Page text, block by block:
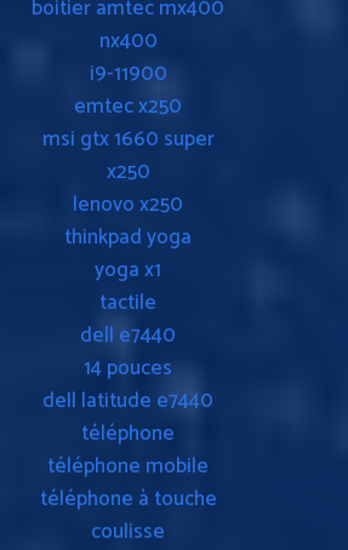
boitier amtec mx400
nx400
i9-11900
emtec x250
msi gtx 1660 super
x250
lenovo x250
thinkpad yoga
yoga x1
tactile
dell e7440
14 pouces
dell latitude e7440
téléphone
téléphone mobile
téléphone à touche
coulisse